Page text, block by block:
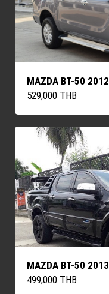
MAZDA BT-50 2012
529,000 THB
MAZDA BT-50 2013
499,000 THB